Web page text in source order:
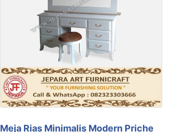
Meja Rias Minimalis Modern Priche